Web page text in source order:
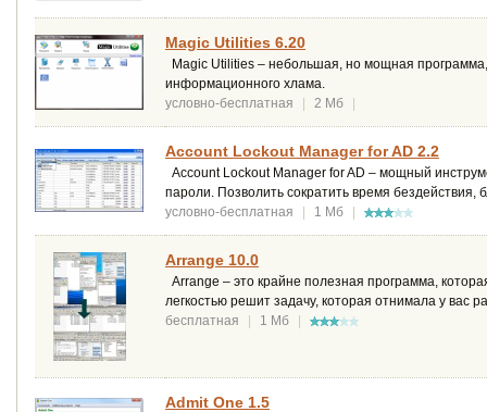
Magic Utilities 6.20
Magic Utilities – небольшая, но мощная
информационного хлама.
условно-бесплатная
| 2 Мб |
Account Lockout Manager for AD 2.2
Account Lockout Manager for AD – мощный
пароли. Позволить сократить время бездействия,
условно-бесплатная
| 1 Мб |
Arrange 10.0
Arrange – это крайне полезная программа,
легкостью решит задачу, которая отнимала у вас
бесплатная
| 1 Мб |
Admit One 1.5